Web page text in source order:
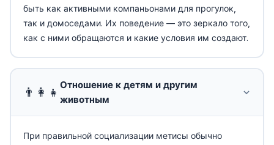
быть как активными компаньонами для прогулок,
так и домоседами. Их поведение — это зеркало того,
как с ними обращаются и какие условия им создают.
👨‍👩‍👧
Отношение к детям и другим
животным
При правильной социализации метисы обычно